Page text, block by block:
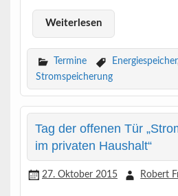
Weiterlesen
Termine Energiespeicher
Stromspeicherung
Tag der offenen Tür
im privaten Haushalt“
27. Oktober 2015 Robert